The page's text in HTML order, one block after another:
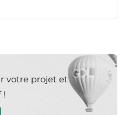
votre projet et
!